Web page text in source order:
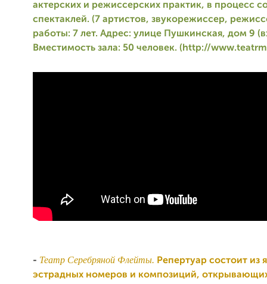
актерских и режиссерских практик, в процесс
спектаклей. (7 артистов, звукорежиссер,
работы: 7 лет. Адрес: улице Пушкинская, дом 9
Вместимость зала: 50 человек. (http://
- Театр Серебряной Флейты. Репертуар состоит из
эстрадных номеров и композиций,